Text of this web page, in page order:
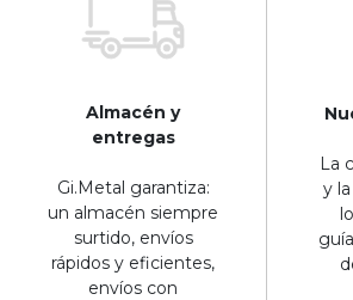
Almacén y
entregas
Gi.Metal garantiza:
un almacén siempre
surtido, envíos
rápidos y eficientes,
envíos con
La
y